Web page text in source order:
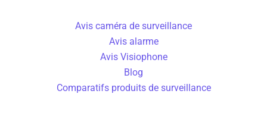
Avis caméra de surveillance
Avis alarme
Avis Visiophone
Blog
Comparatifs produits de surveillance